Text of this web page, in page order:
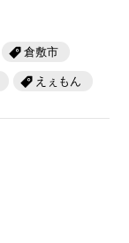
倉敷市
えぇもん